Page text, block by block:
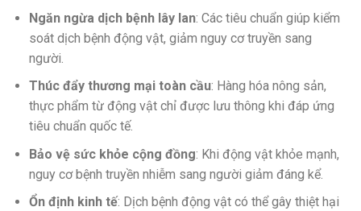
Ngăn ngừa dịch bệnh lây lan: Các tiêu chuẩn giúp kiểm
soát dịch bệnh động vật, giảm nguy cơ truyền sang
người.
Thúc đẩy thương mại toàn cầu: Hàng hóa nông sản,
thực phẩm từ động vật chỉ được lưu thông khi đáp ứng
tiêu chuẩn quốc tế.
Bảo vệ sức khỏe cộng đồng: Khi động vật khỏe mạnh,
nguy cơ bệnh truyền nhiễm sang người giảm đáng kể.
Ổn định kinh tế: Dịch bệnh động vật có thể gây thiệt hại